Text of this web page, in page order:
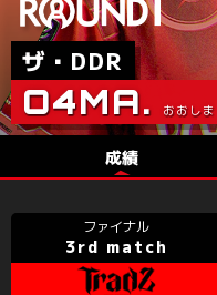
NAYU
RIN-GO!!
CHI-.
GOMANA2成績
3rd match